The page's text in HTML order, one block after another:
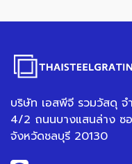
บริษัท เอสพีจี รวมวัสดุ จ
4/2 ถนนบางแสนล่าง ซ
จังหวัดชลบุรี 20130